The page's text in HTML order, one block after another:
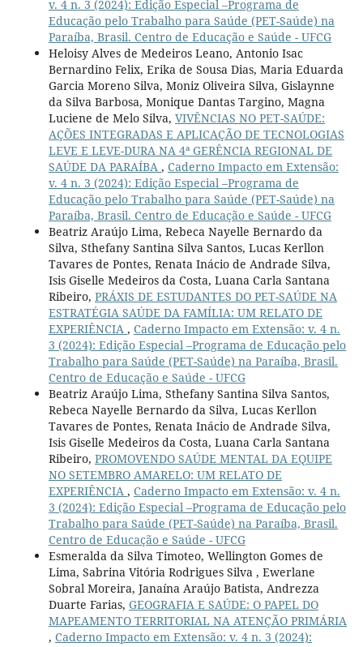
v. 4 n. 3 (2024): Edição Especial –Programa de
Educação pelo Trabalho para Saúde (PET-Saúde) na
Paraíba, Brasil. Centro de Educação e Saúde - UFCG
Heloisy Alves de Medeiros Leano, Antonio Isac
Bernardino Felix, Erika de Sousa Dias, Maria Eduarda
Garcia Moreno Silva, Moniz Oliveira Silva, Gislaynne
da Silva Barbosa, Monique Dantas Targino, Magna
Luciene de Melo Silva, VIVÊNCIAS NO PET-SAÚDE:
AÇÕES INTEGRADAS E APLICAÇÃO DE TECNOLOGIAS
LEVE E LEVE-DURA NA 4ª GERÊNCIA REGIONAL DE
SAÚDE DA PARAÍBA , Caderno Impacto em Extensão:
v. 4 n. 3 (2024): Edição Especial –Programa de
Educação pelo Trabalho para Saúde (PET-Saúde) na
Paraíba, Brasil. Centro de Educação e Saúde - UFCG
Beatriz Araújo Lima, Rebeca Nayelle Bernardo da
Silva, Sthefany Santina Silva Santos, Lucas Kerllon
Tavares de Pontes, Renata Inácio de Andrade Silva,
Isis Giselle Medeiros da Costa, Luana Carla Santana
Ribeiro, PRÁXIS DE ESTUDANTES DO PET-SAÚDE NA
ESTRATÉGIA SAÚDE DA FAMÍLIA: UM RELATO DE
EXPERIÊNCIA , Caderno Impacto em Extensão: v. 4 n.
3 (2024): Edição Especial –Programa de Educação pelo
Trabalho para Saúde (PET-Saúde) na Paraíba, Brasil.
Centro de Educação e Saúde - UFCG
Beatriz Araújo Lima, Sthefany Santina Silva Santos,
Rebeca Nayelle Bernardo da Silva, Lucas Kerllon
Tavares de Pontes, Renata Inácio de Andrade Silva,
Isis Giselle Medeiros da Costa, Luana Carla Santana
Ribeiro, PROMOVENDO SAÚDE MENTAL DA EQUIPE
NO SETEMBRO AMARELO: UM RELATO DE
EXPERIÊNCIA , Caderno Impacto em Extensão: v. 4 n.
3 (2024): Edição Especial –Programa de Educação pelo
Trabalho para Saúde (PET-Saúde) na Paraíba, Brasil.
Centro de Educação e Saúde - UFCG
Esmeralda da Silva Timoteo, Wellington Gomes de
Lima, Sabrina Vitória Rodrigues Silva , Ewerlane
Sobral Moreira, Janaína Araújo Batista, Andrezza
Duarte Farias, GEOGRAFIA E SAÚDE: O PAPEL DO
MAPEAMENTO TERRITORIAL NA ATENÇÃO PRIMÁRIA
, Caderno Impacto em Extensão: v. 4 n. 3 (2024):